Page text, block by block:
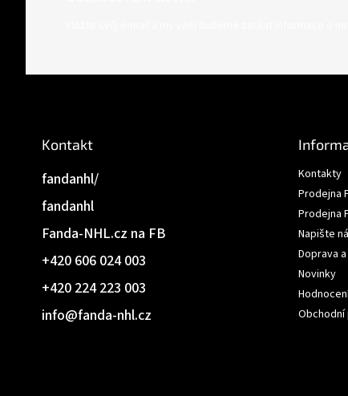
Kontakt
info@fanda-nhl.cz
+420 224 223 003
+420 606 024 003
Fanda-NHL.cz na FB
fandanhl
fandanhl/
Kontakty
Prodejna
Prodejna
Napište
Doprava
Novinky